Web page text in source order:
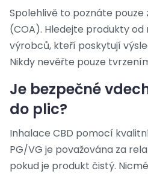
Spolehlivě to poznáte
(COA). Hledejte produkty
výrobců, kteří poskytují
Nikdy nevěřte pouze
Je bezpečné
do plic?
Inhalace CBD pomocí
PG/VG je považována za
pokud je produkt čistý.